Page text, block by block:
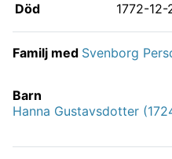
Död
1772-12-
Familj med Svenborg
Barn
Hanna Gustavsdotter